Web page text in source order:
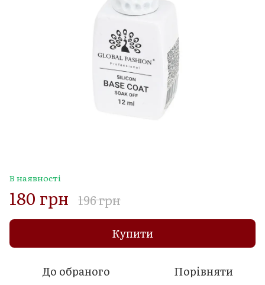
В наявності
180 грн 196 грн
Купити
До обраного Порівняти